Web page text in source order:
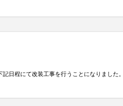
日程にて改装工事を行うことになりました